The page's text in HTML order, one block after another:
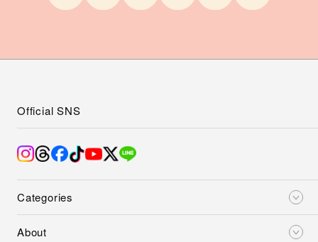
Categories
About
Official SNS